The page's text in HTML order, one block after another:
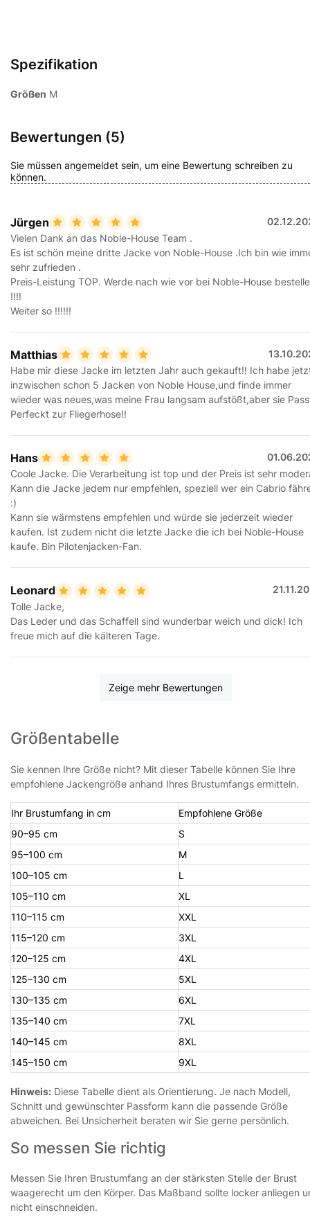
Spezifikation
Größen M
Bewertungen (5)
Sie müssen angemeldet sein, um eine Bewertung schreiben zu
können.
Jürgen
Vielen Dank an das Noble-House Team .
Es ist schön meine dritte Jacke von Noble-House .Ich bin wie
sehr zufrieden .
Preis-Leistung TOP. Werde nach wie vor bei Noble-House
!!!!
Weiter so !!!!!!
Matthias
Habe mir diese Jacke im letzten Jahr auch gekauft!! Ich habe
inzwischen schon 5 Jacken von Noble House,und finde immer
wieder was neues,was meine Frau langsam aufstößt,aber sie
Perfeckt zur Fliegerhose!!
Hans
Coole Jacke. Die Verarbeitung ist top und der Preis ist sehr
Kann die Jacke jedem nur empfehlen, speziell wer ein Cabrio
:)
Kann sie wärmstens empfehlen und würde sie jederzeit wieder
kaufen. Ist zudem nicht die letzte Jacke die ich bei Noble-House
kaufe. Bin Pilotenjacken-Fan.
Leonard
Tolle Jacke,
Das Leder und das Schaffell sind wunderbar weich und dick! Ich
freue mich auf die kälteren Tage.
Zeige mehr Bewertungen
Größentabelle
Sie kennen Ihre Größe nicht? Mit dieser Tabelle können Sie Ihre
empfohlene Jackengröße anhand Ihres Brustumfangs ermitteln.
Ihr Brustumfang in cm
Empfohlene Größe
90–95 cm
S
95–100 cm
M
100–105 cm
L
105–110 cm
XL
110–115 cm
XXL
115–120 cm
3XL
120–125 cm
4XL
125–130 cm
5XL
130–135 cm
6XL
135–140 cm
7XL
140–145 cm
8XL
145–150 cm
9XL
Hinweis: Diese Tabelle dient als Orientierung. Je nach Modell,
Schnitt und gewünschter Passform kann die passende Größe
abweichen. Bei Unsicherheit beraten wir Sie gerne persönlich.
So messen Sie richtig
Messen Sie Ihren Brustumfang an der stärksten Stelle der Brust
waagerecht um den Körper. Das Maßband sollte locker anliegen
nicht einschneiden.